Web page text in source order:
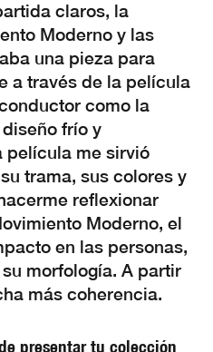
claros, la
Moderno y las
una pieza para
a través de la película
como la
frío y
película me sirvió
trama, sus colores y
reflexionar
Moderno, el
en las personas,
morfología. A partir
más coherencia.
presentar tu colección